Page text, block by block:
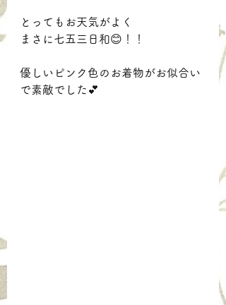
とってもお天気がよく
まさに七五三日和😊！！
優しいピンク色のお着物がお似合い
で素敵でした💕